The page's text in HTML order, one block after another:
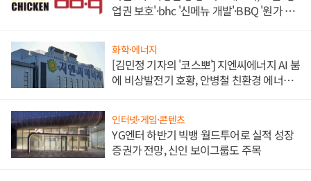
업권 보호'·bhc '신메뉴 개발'·BBQ '원가 부
화학·에너지
[김민정 기자의 '코스뽀'] 지엔씨에너지 AI 붐
에 비상발전기 호황, 안병철 친환경 에너지
인터넷·게임·콘텐츠
YG엔터 하반기 빅뱅 월드투어로 실적 성장
증권가 전망, 신인 보이그룹도 주목